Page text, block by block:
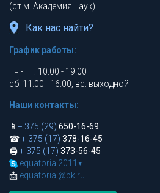
(ст.м. Академия наук)
Как нас найти?
График работы:
пн - пт: 10.00 - 19.00
сб: 11.00 - 16.00, вс: выходной
Наши контакты:
📱 + 375 (29) 650-16-69
☎+ 375 (17) 378-16-45
🖨+ 375 (17) 373-56-45
equatorial2011 ▾
📩 equatorial@bk.ru